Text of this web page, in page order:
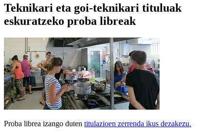
Teknikari eta goi-teknikari tituluak
eskuratzeko proba libreak
Proba librea izango duten titulazioen zerrenda ikus dezakezu.